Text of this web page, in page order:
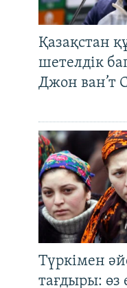
Қазақстан
шетелдік
Джон ван’т
Түркімен
тағдыры: өз